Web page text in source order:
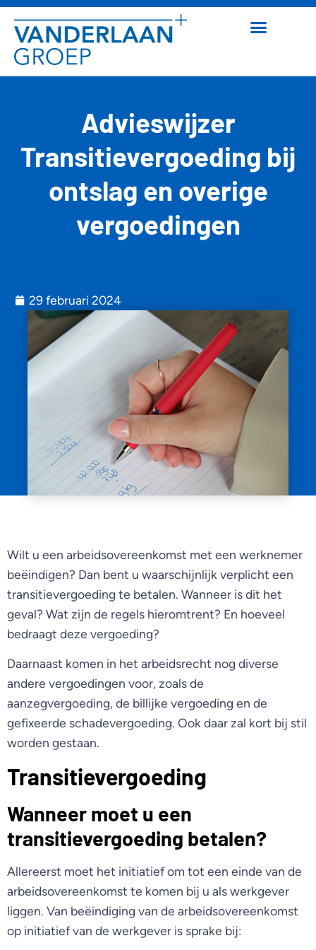
Advieswijzer
Transitievergoeding bij
ontslag en overige
vergoedingen
29 februari 2024
Wilt u een arbeidsovereenkomst met een werknemer
beëindigen? Dan bent u waarschijnlijk verplicht een
transitievergoeding te betalen. Wanneer is dit het
geval? Wat zijn de regels hieromtrent? En hoeveel
bedraagt deze vergoeding?
Daarnaast komen in het arbeidsrecht nog diverse
andere vergoedingen voor, zoals de
aanzegvergoeding, de billijke vergoeding en de
gefixeerde schadevergoeding. Ook daar zal kort bij stil
worden gestaan.
Transitievergoeding
Wanneer moet u een
transitievergoeding betalen?
Allereerst moet het initiatief om tot een einde van de
arbeidsovereenkomst te komen bij u als werkgever
liggen. Van beëindiging van de arbeidsovereenkomst
op initiatief van de werkgever is sprake bij: